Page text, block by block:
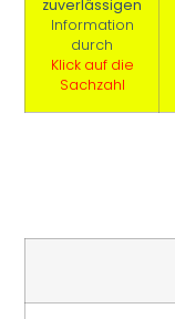
zuverlässigen
Information
durch
Klick auf die
Sachzahl